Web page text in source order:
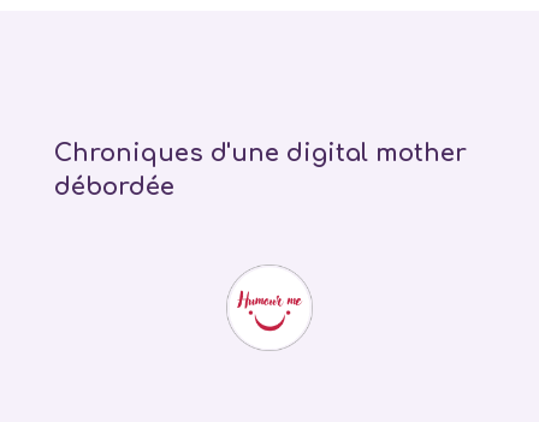
Chroniques d'une digital mother
débordée